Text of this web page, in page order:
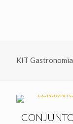
KIT Gastronomia